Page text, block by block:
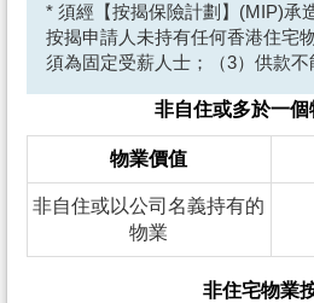
* 須經【按揭保險計劃】(MIP)承
按揭申請人未持有任何香港住宅
須為固定受薪人士；（3）供款
非自住或多於一個
物業價值
非自住或以公司名義持有的
物業
非住宅物業